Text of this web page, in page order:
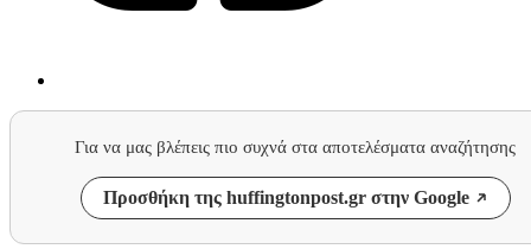
Για να μας βλέπεις πιο συχνά στα αποτελέσματα αναζήτησης
Προσθήκη της huffingtonpost.gr στην Google